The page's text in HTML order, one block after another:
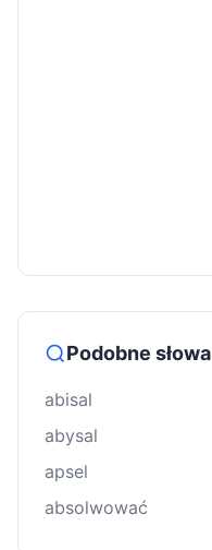
Podobne słowa
abisal
abysal
apsel
absolwować